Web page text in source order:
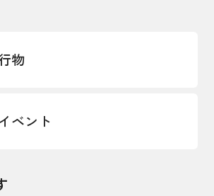
関するガイドライン
社会基盤整備・震災復興
物
ベント